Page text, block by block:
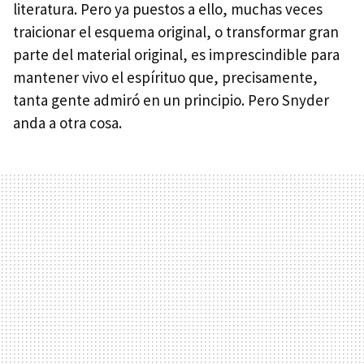
literatura. Pero ya puestos a ello, muchas veces
traicionar el esquema original, o transformar gran
parte del material original, es imprescindible para
mantener vivo el espírituo que, precisamente,
tanta gente admiró en un principio. Pero Snyder
anda a otra cosa.